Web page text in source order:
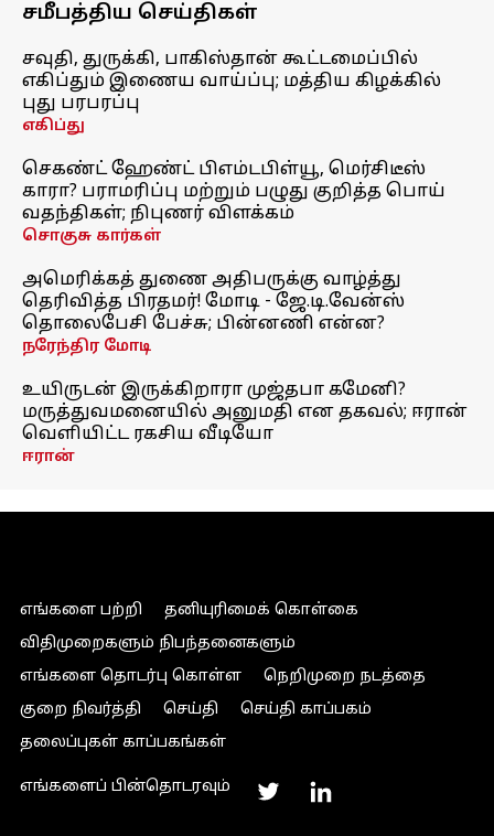
சமீபத்திய செய்திகள்
சவுதி, துருக்கி, பாகிஸ்தான் கூட்டமைப்பில்
எகிப்தும் இணைய வாய்ப்பு; மத்திய கிழக்கில்
புது பரபரப்பு
எகிப்து
செகண்ட் ஹேண்ட் பிஎம்டபிள்யூ, மெர்சிடீஸ்
காரா? பராமரிப்பு மற்றும் பழுது குறித்த பொய்
வதந்திகள்; நிபுணர் விளக்கம்
சொகுசு கார்கள்
அமெரிக்கத் துணை அதிபருக்கு வாழ்த்து
தெரிவித்த பிரதமர்! மோடி - ஜே.டி.வேன்ஸ்
தொலைபேசி பேச்சு; பின்னணி என்ன?
நரேந்திர மோடி
உயிருடன் இருக்கிறாரா முஜ்தபா கமேனி?
மருத்துவமனையில் அனுமதி என தகவல்; ஈரான்
வெளியிட்ட ரகசிய வீடியோ
ஈரான்
எங்களை பற்றி
தனியுரிமைக் கொள்கை
விதிமுறைகளும் நிபந்தனைகளும்
எங்களை தொடர்பு கொள்ள
நெறிமுறை நடத்தை
குறை நிவர்த்தி
செய்தி
செய்தி காப்பகம்
தலைப்புகள் காப்பகங்கள்
எங்களைப் பின்தொடரவும்